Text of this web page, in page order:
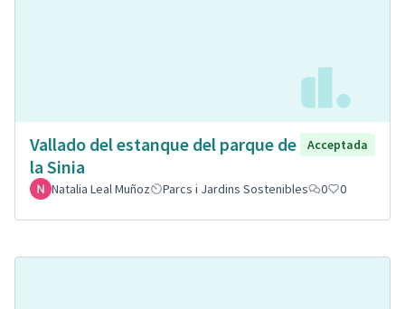
Vallado del estanque del parque de
la Sinia
Acceptada
Natalia Leal Muñoz Parcs i Jardins Sostenibles 0 0